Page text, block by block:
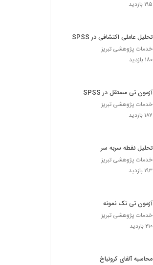
۱۹۵ بازدید
تحلیل عاملی اکتشافی در SPSS
خدمات پژوهشی تبریز
۱۸۰ بازدید
آزمون تی مستقل در SPSS
خدمات پژوهشی تبریز
۱۸۷ بازدید
تحلیل نقطه سربه سر
خدمات پژوهشی تبریز
۱۹۳ بازدید
آزمون تی تک نمونه
خدمات پژوهشی تبریز
۲۱۰ بازدید
محاسبه آلفای کرونباخ